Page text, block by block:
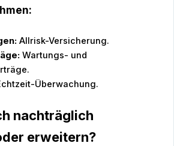
Allrisk-Versicherung.
Wartungs- und
Überwachung.
nachträglich
erweitern?